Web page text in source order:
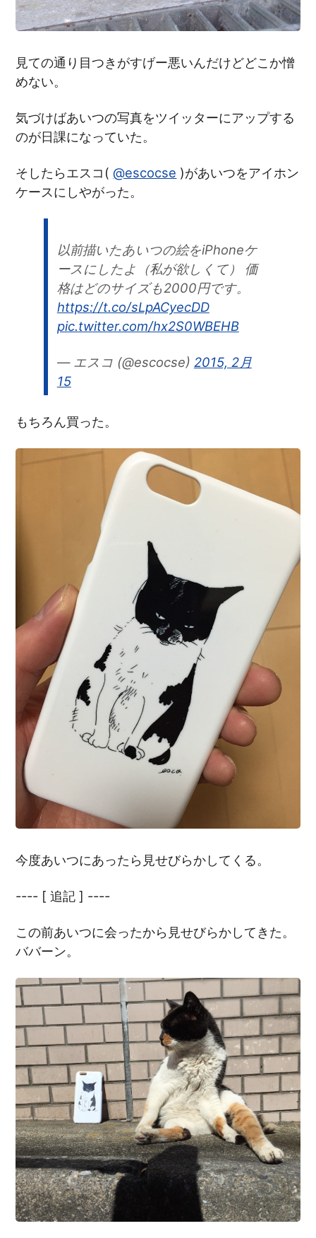
見ての通り目つきがすげー悪いんだけどどこか憎
めない。
気づけばあいつの写真をツイッターにアップする
のが日課になっていた。
そしたらエスコ(@escocse )があいつをアイホン
ケースにしやがった。
以前描いたあいつの絵をiPhoneケ
ースにしたよ（私が欲しくて） 価
格はどのサイズも2000円です。
https://t.co/sLpACyecDD
pic.twitter.com/hx2S0WBEHB
— エスコ (@escocse) 2015, 2月
15
もちろん買った。
今度あいつにあったら見せびらかしてくる。
---- [ 追記 ] ----
この前あいつに会ったから見せびらかしてきた。
ババーン。